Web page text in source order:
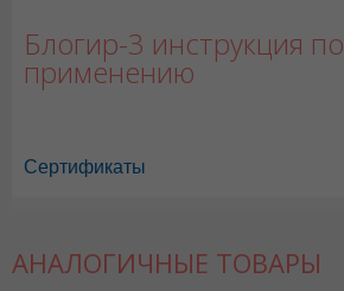
Блогир-3 инструкция по
применению
Сертификаты
АНАЛОГИЧНЫЕ ТОВАРЫ